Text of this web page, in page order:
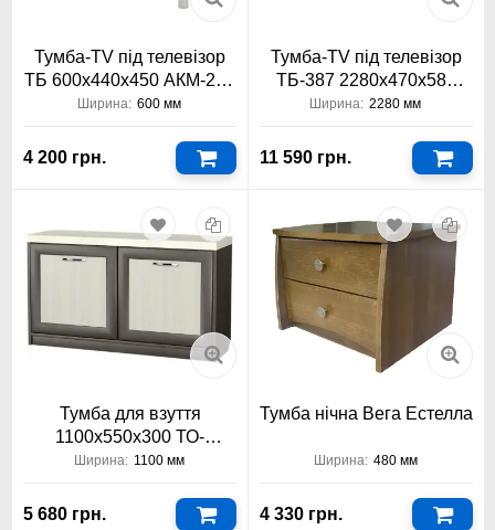
Тумба-TV під телевізор
ТБ 600х440х450 АКМ-233
Тіса Меблі АКМ
Ширина: 600 мм
4 200 грн.
Тумба-TV під телевізор
ТБ-387 2280х470х580
Тіса Меблі
Ширина: 2280 мм
11 590 грн.
Тумба для взуття
1100х550х300 ТО-
АКМ-127 Тіса Меблі АКМ
Ширина: 1100 мм
5 680 грн.
Тумба нічна Вега Естелла
Ширина: 480 мм
4 330 грн.